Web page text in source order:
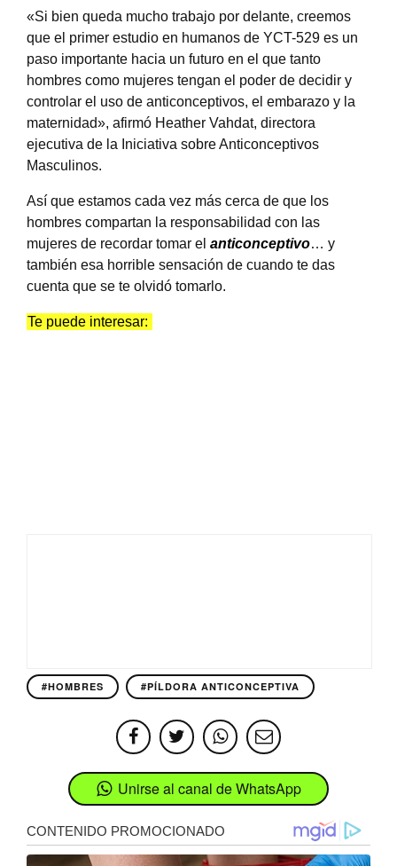
«Si bien queda mucho trabajo por delante, creemos
que el primer estudio en humanos de YCT-529 es un
paso importante hacia un futuro en el que tanto
hombres como mujeres tengan el poder de decidir y
controlar el uso de anticonceptivos, el embarazo y la
maternidad», afirmó Heather Vahdat, directora
ejecutiva de la Iniciativa sobre Anticonceptivos
Masculinos.
Así que estamos cada vez más cerca de que los
hombres compartan la responsabilidad con las
mujeres de recordar tomar el anticonceptivo… y
también esa horrible sensación de cuando te das
cuenta que se te olvidó tomarlo.
Te puede interesar:
#HOMBRES #PÍLDORA ANTICONCEPTIVA
Unirse al canal de WhatsApp